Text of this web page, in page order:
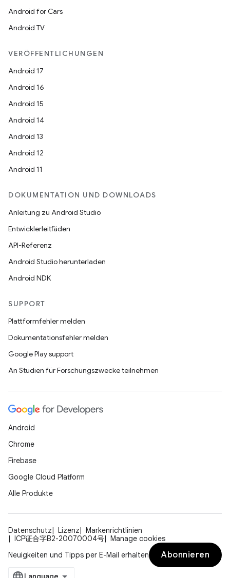
Android for Cars
Android TV
VERÖFFENTLICHUNGEN
Android 17
Android 16
Android 15
Android 14
Android 13
Android 12
Android 11
DOKUMENTATION UND DOWNLOADS
Anleitung zu Android Studio
Entwicklerleitfäden
API-Referenz
Android Studio herunterladen
Android NDK
SUPPORT
Plattformfehler melden
Dokumentationsfehler melden
Google Play support
An Studien für Forschungszwecke teilnehmen
Android
Chrome
Firebase
Google Cloud Platform
Alle Produkte
Datenschutz Lizenz
Markenrichtlinien
ICP证合字B2-20070004号
Manage cookies
Neuigkeiten und Tipps per E-Mail erhalten
Abonnieren